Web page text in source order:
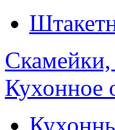
Скамейки,
Кухонное